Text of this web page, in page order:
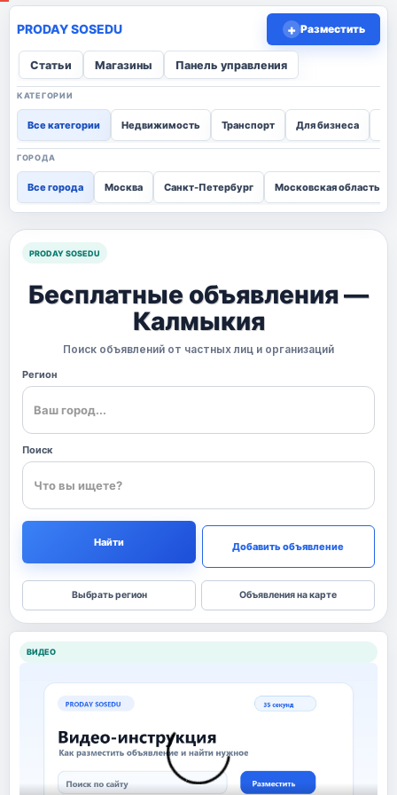
Статьи Магазины Панель управления
+ Разместить
КАТЕГОРИИ
Все категории Недвижимость Транспорт Для бизнеса
ГОРОДА
Все города Москва Санкт-Петербург Московская область
PRODAY SOSEDU
Бесплатные объявления —
Калмыкия
Поиск объявлений от частных лиц и организаций
Регион
Поиск
Найти Добавить объявление
Выбрать регион Объявления на карте
ВИДЕО